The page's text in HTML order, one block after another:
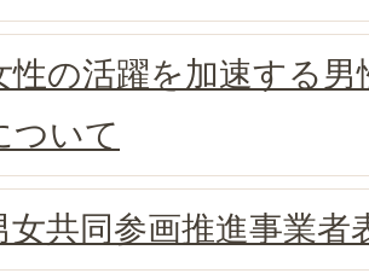
性の活躍を加速する
ついて
女共同参画推進事業者